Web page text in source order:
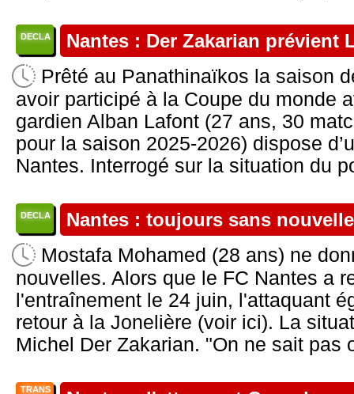
DECLA Nantes : Der Zakarian prévient
Prêté au Panathinaïkos la saison
avoir participé à la Coupe du monde
gardien Alban Lafont (27 ans, 30
pour la saison 2025-2026) dispose
Nantes. Interrogé sur la situation du
DECLA Nantes : toujours sans
Mostafa Mohamed (28 ans) ne
nouvelles. Alors que le FC Nantes a
l'entraînement le 24 juin, l'attaquant
retour à la Jonelière (voir ici). La
Michel Der Zakarian. "On ne sait pas
TRANS